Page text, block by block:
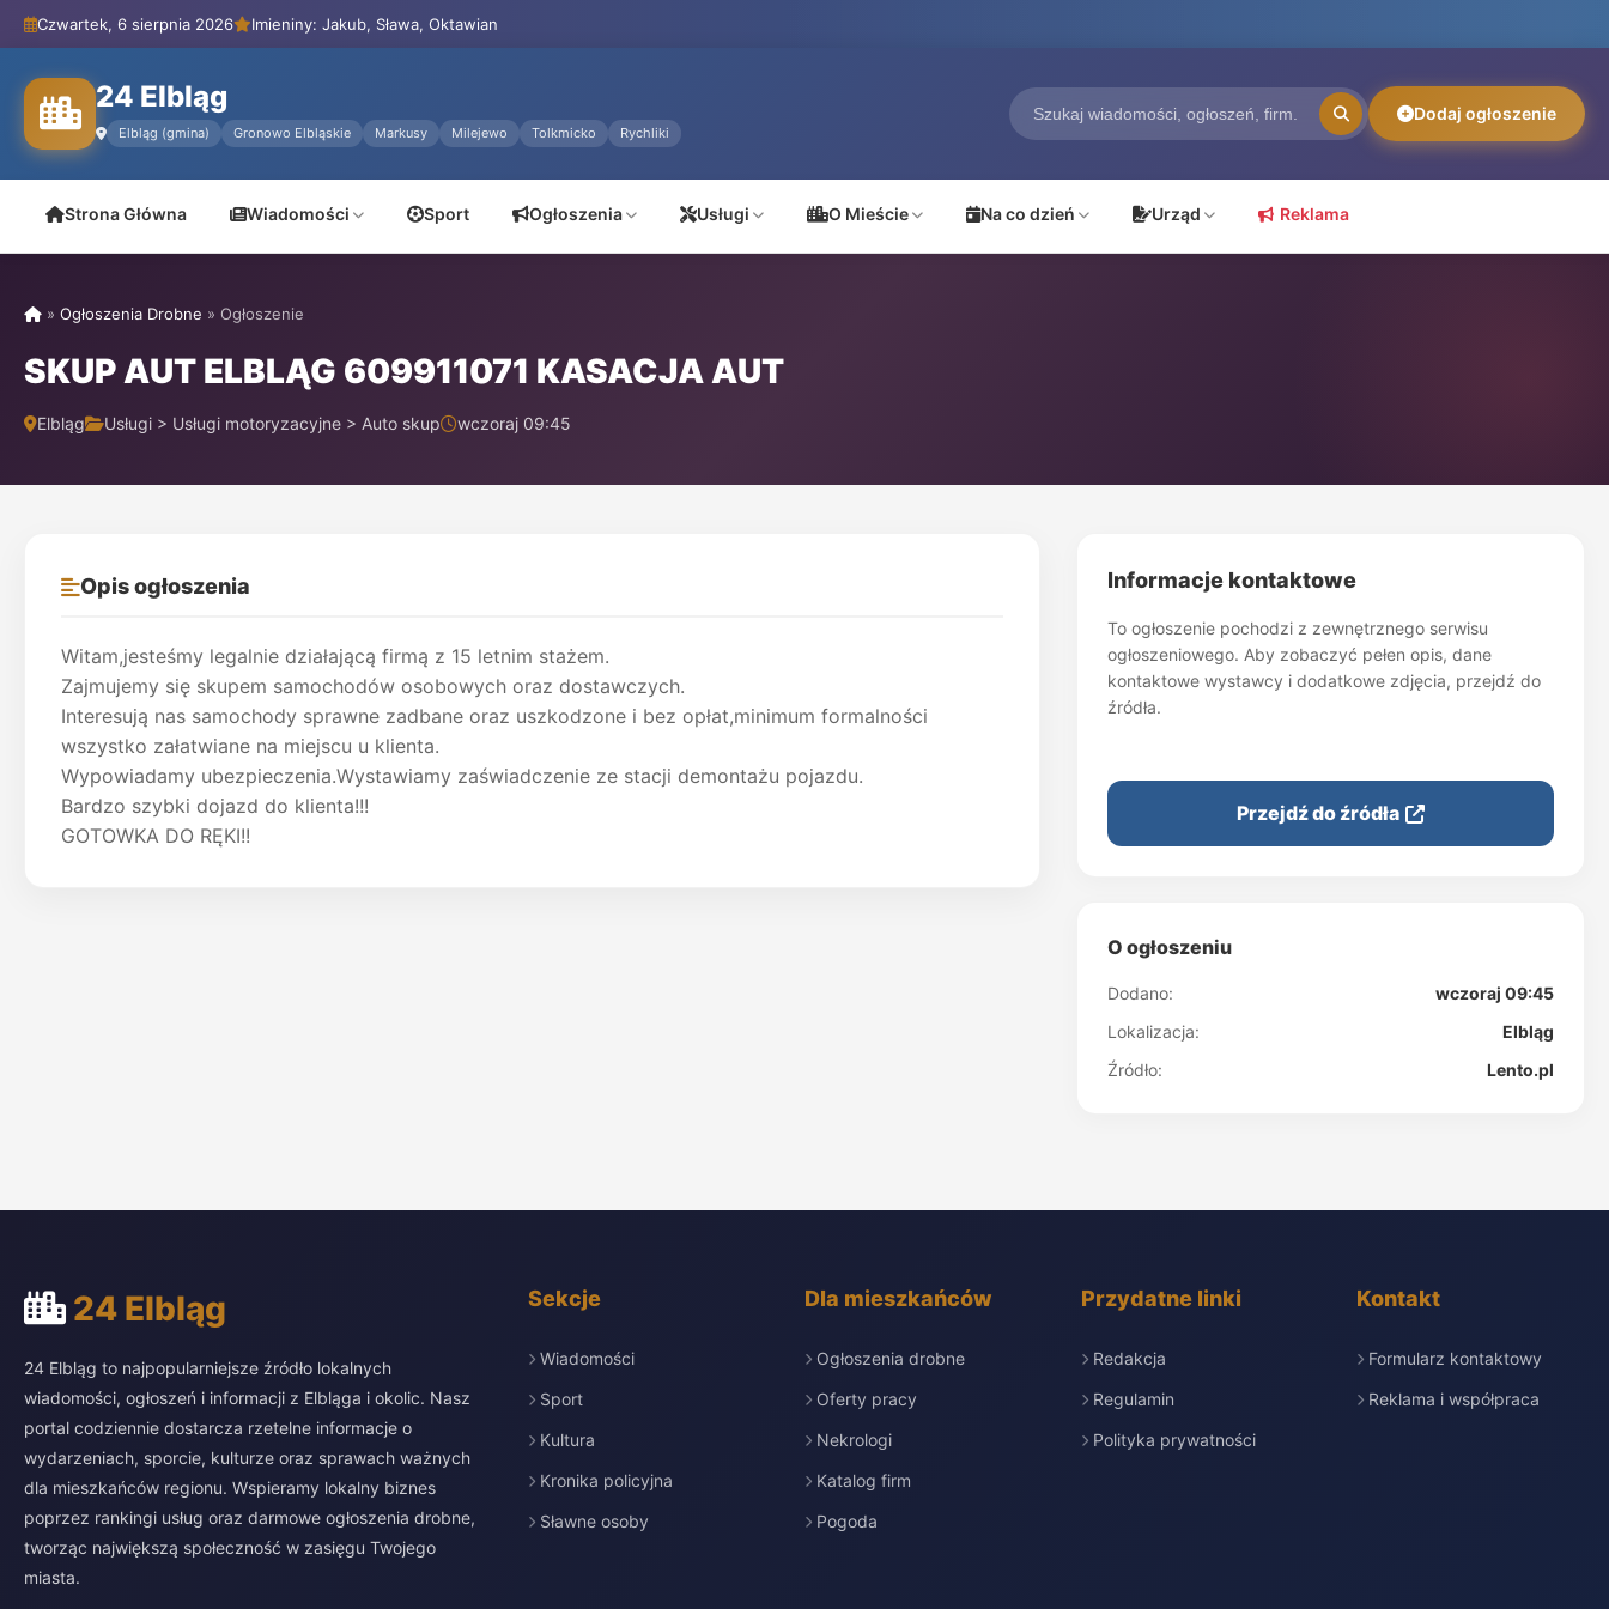
Czwartek, 6 sierpnia 2026 Imieniny: Jakub, Sława, Oktawian
24 Elbląg
Elbląg (gmina) Gronowo Elbląskie Markusy Milejewo Tolkmicko Rychliki
Dodaj ogłoszenie
Strona Główna Wiadomości Sport Ogłoszenia Usługi O Mieście Na co dzień Urząd Reklama
» Ogłoszenia Drobne » Ogłoszenie
SKUP AUT ELBLĄG 609911071 KASACJA AUT
Elbląg Usługi > Usługi motoryzacyjne > Auto skup wczoraj 09:45
Opis ogłoszenia
Witam,jesteśmy legalnie działającą firmą z 15 letnim stażem.
Zajmujemy się skupem samochodów osobowych oraz dostawczych.
Interesują nas samochody sprawne zadbane oraz uszkodzone i bez opłat,minimum formalności
wszystko załatwiane na miejscu u klienta.
Wypowiadamy ubezpieczenia.Wystawiamy zaświadczenie ze stacji demontażu pojazdu.
Bardzo szybki dojazd do klienta!!!
GOTOWKA DO RĘKI!!
Informacje kontaktowe
To ogłoszenie pochodzi z zewnętrznego serwisu
ogłoszeniowego. Aby zobaczyć pełen opis, dane
kontaktowe wystawcy i dodatkowe zdjęcia, przejdź do
źródła.
Przejdź do źródła
O ogłoszeniu
Dodano:
wczoraj 09:45
Lokalizacja:
Elbląg
Źródło:
Lento.pl
24 Elbląg
24 Elbląg to najpopularniejsze źródło lokalnych
wiadomości, ogłoszeń i informacji z Elbląga i okolic. Nasz
portal codziennie dostarcza rzetelne informacje o
wydarzeniach, sporcie, kulturze oraz sprawach ważnych
dla mieszkańców regionu. Wspieramy lokalny biznes
poprzez rankingi usług oraz darmowe ogłoszenia drobne,
tworząc największą społeczność w zasięgu Twojego
miasta.
Sekcje
Wiadomości
Sport
Kultura
Kronika policyjna
Sławne osoby
Dla mieszkańców
Ogłoszenia drobne
Oferty pracy
Nekrologi
Katalog firm
Pogoda
Przydatne linki
Redakcja
Regulamin
Polityka prywatności
Kontakt
Formularz kontaktowy
Reklama i współpraca